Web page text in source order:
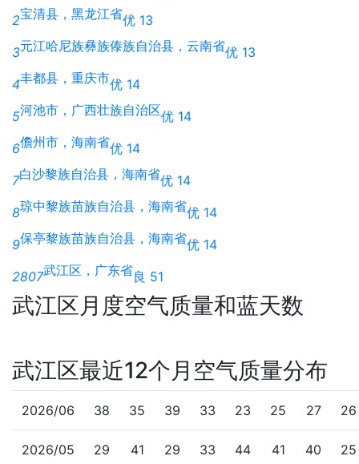
2宝清县，黑龙江省优 13
3元江哈尼族彝族傣族自治县，云南省优 13
4丰都县，重庆市优 14
5河池市，广西壮族自治区优 14
6儋州市，海南省优 14
7白沙黎族自治县，海南省优 14
8琼中黎族苗族自治县，海南省优 14
9保亭黎族苗族自治县，海南省优 14
2807武江区，广东省良 51
武江区月度空气质量和蓝天数
武江区最近12个月空气质量分布
2026/06 38 35 39 33 23 25 27 26
2026/05 29 41 29 33 44 41 40 25